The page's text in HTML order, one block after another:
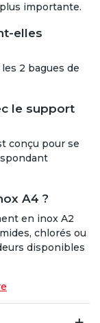
importante.
elles
2 bagues de
le support
conçu pour se
A4 ?
en inox A2
chlorés ou
disponibles